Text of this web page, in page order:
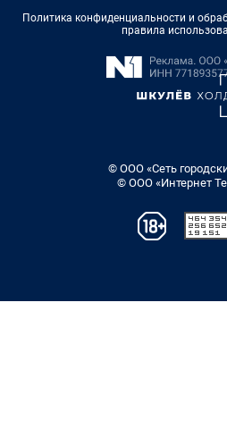
Политика конфиденциальности и
правила
© ООО «Сеть
© ООО «Интернет